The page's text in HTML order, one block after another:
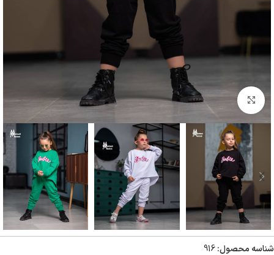
بزرگنمایی تصویر
شناسه محصول:916